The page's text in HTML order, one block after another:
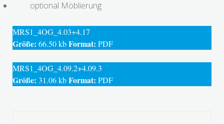
optional Möblierung
MRS1_4OG_4.03+4.17
Größe: 66.50 kbFormat: PDF
MRS1_4OG_4.09.2+4.09.3
Größe: 31.06 kbFormat: PDF